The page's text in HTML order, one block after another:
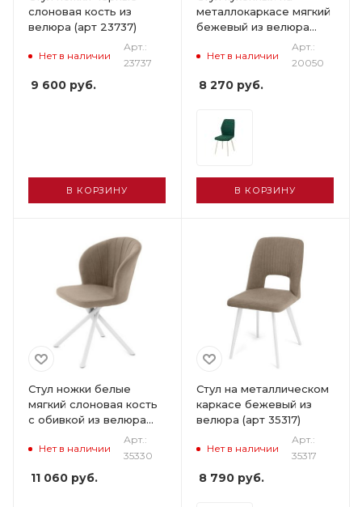
слоновая кость из
велюра (арт 23737)
Нет в наличии
Арт.:
23737
9 600 руб.
В КОРЗИНУ
металлокаркасе мягкий
бежевый из велюра
Нет в наличии
Арт.:
20050
8 270 руб.
В КОРЗИНУ
Стул ножки белые
мягкий слоновая кость
с обивкой из велюра
Нет в наличии
Арт.:
35330
11 060 руб.
Стул на металлическом
каркасе бежевый из
велюра (арт 35317)
Нет в наличии
Арт.:
35317
8 790 руб.